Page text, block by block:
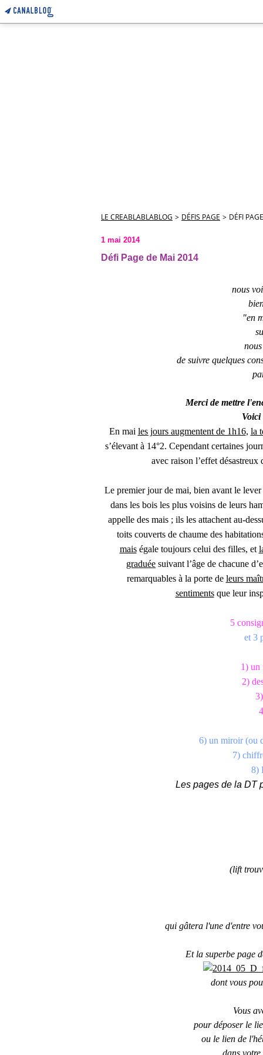
LE CREABLABLABLOG > DÉFIS PAGE > DÉFI
1 mai 2014
Défi Page de Mai 2014
nous
"en
de suivre quelques
Merci de mettre
Voici
En mai les jours augmentent de 1h16, la
s’élevant à 14°2. Cependant certaines
avec raison l’effet désastreux
Le premier jour de mai, bien avant le
dans les bois les plus voisins de leurs
appelle des mais ; ils les attachent au-
toits couverts de chaume des
maiségale toujours celui des filles, et
graduée suivant l’âge de chacune
remarquables à la porte de leurs
sentimentsque leur
5
et 3
1) un
2)
6) un miroir (ou
7)
8)
Les pages de la DT
(lift
qui gâtera l'une d'entre
Et la superbe page
dont vous
Vous
pourdéposer le
ou le lien de
dans